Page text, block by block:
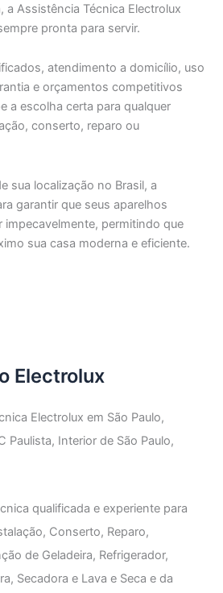
a Assistência Técnica Electrolux
pronta para servir.
atendimento a domicílio, uso
e orçamentos competitivos
a escolha certa para qualquer
conserto, reparo ou
sua localização no Brasil, a
garantir que seus aparelhos
impecavelmente, permitindo que
sua casa moderna e eficiente.
Electrolux
Electrolux em São Paulo,
Paulista, Interior de São Paulo,
qualificada e experiente para
Conserto, Reparo,
de Geladeira, Refrigerador,
Secadora e Lava e Seca e da